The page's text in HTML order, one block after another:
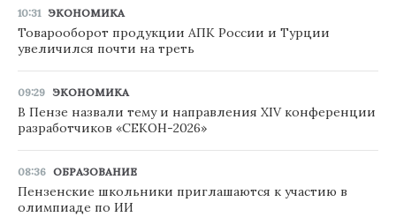
10:31 ЭКОНОМИКА
Товарооборот продукции АПК России и Турции
увеличился почти на треть
09:29 ЭКОНОМИКА
В Пензе назвали тему и направления XIV конференции
разработчиков «СЕКОН-2026»
08:36 ОБРАЗОВАНИЕ
Пензенские школьники приглашаются к участию в
олимпиаде по ИИ